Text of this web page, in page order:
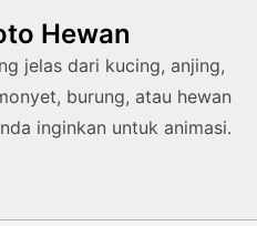
Hewan
jelas dari kucing, anjing,
burung, atau hewan
inginkan untuk animasi.